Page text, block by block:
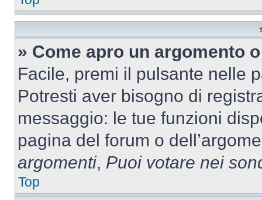
» Come apro un argomento
Facile, premi il pulsante nelle
Potresti aver bisogno di
messaggio: le tue funzioni
pagina del forum o
argomenti, Puoi votare nei
Top